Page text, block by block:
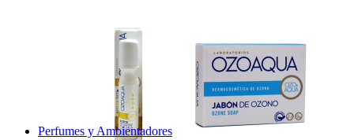
Perfumes y Ambientadores